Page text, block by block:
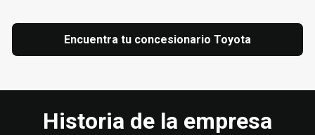
Encuentra tu concesionario Toyota
Historia de la empresa